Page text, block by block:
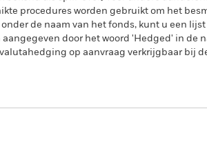
procedures worden gebruikt om het
de naam van het fonds, kunt u een
door het woord 'Hedged' in de
op aanvraag verkrijgbaar bij